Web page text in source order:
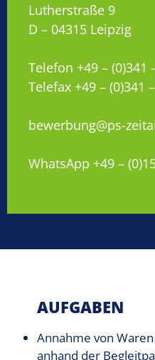
Lutherstraße 9
D – 04315 Leipzig
Telefon +49 – (0)341
Telefax +49 – (0)341
bewerbung@ps-
WhatsApp +49 –
AUFGABEN
Annahme von
anhand der